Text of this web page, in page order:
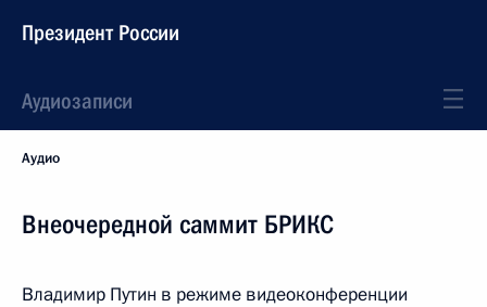
Президент России
Аудиозаписи
Аудио
Внеочередной саммит БРИКС
Владимир Путин в режиме видеоконференции